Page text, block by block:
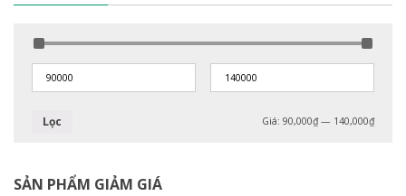
Lọc Giá: 90,000₫— 140,000₫
SẢN PHẨM GIẢM GIÁ